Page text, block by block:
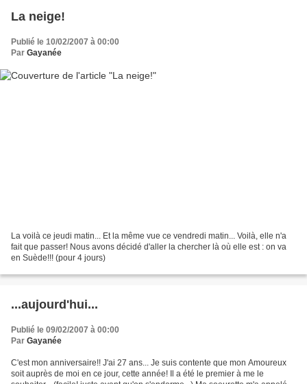
La neige!
Publié le 10/02/2007 à 00:00
Par Gayanée
La voilà ce jeudi matin... Et la même vue ce vendredi matin... Voilà, elle n'a
fait que passer! Nous avons décidé d'aller la chercher là où elle est : on va
en Suède!!! (pour 4 jours)
...aujourd'hui...
Publié le 09/02/2007 à 00:00
Par Gayanée
C'est mon anniversaire!! J'ai 27 ans... Je suis contente que mon Amoureux
soit auprès de moi en ce jour, cette année! Il a été le premier à me le